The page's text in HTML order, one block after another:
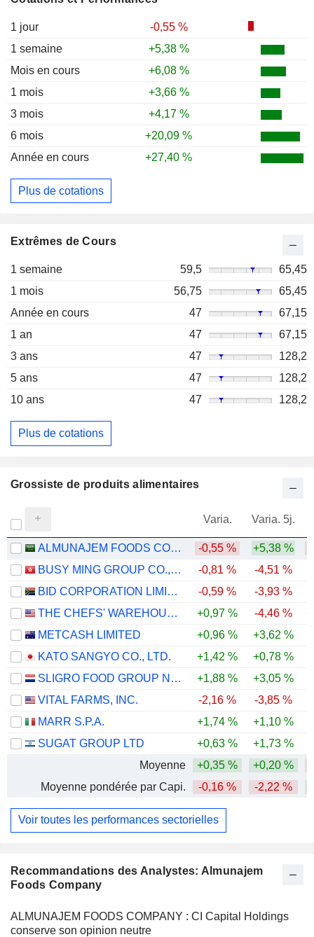
Recommandations des Analystes: Almunajem
Foods Company
ALMUNAJEM FOODS COMPANY : CI Capital Holdings
conserve son opinion neutre
1 jour
-0,55 %
1 semaine
+5,38 %
Mois en cours
+6,08 %
1 mois
+3,66 %
3 mois
+4,17 %
6 mois
+20,09 %
Année en cours
+27,40 %
Plus de cotations
Extrêmes de Cours
1 semaine 59,5
65,45
1 mois
56,75
65,45
Année en cours
47
67,15
1 an
47
67,15
3 ans
47
128,2
5 ans
47
128,2
10 ans
47 128,2
Plus de cotations
Grossiste de produits alimentaires
Varia. Varia. 5j.
ALMUNAJEM FOODS COMPANY -0,55 % +5,38 %
BUSY MING GROUP CO., LTD.
-0,81 %
-4,51 %
BID CORPORATION LIMITED
-0,59 % -3,93 %
THE CHEFS' WAREHOUSE, INC.
+0,97 % -4,46 %
METCASH LIMITED
+0,96 % +3,62 %
KATO SANGYO CO., LTD.
+1,42 % +0,78 %
SLIGRO FOOD GROUP N.V.
+1,88 % +3,05 %
VITAL FARMS, INC.
-2,16 % -3,85 %
MARR S.P.A.
+1,74 % +1,10 %
SUGAT GROUP LTD
+0,63 %
+1,73 %
Moyenne
+0,35 % +0,20 %
Moyenne pondérée par Capi.
-0,16 % -2,22 %
Voir toutes les performances sectorielles